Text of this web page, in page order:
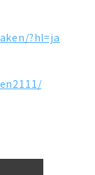
?hl=ja